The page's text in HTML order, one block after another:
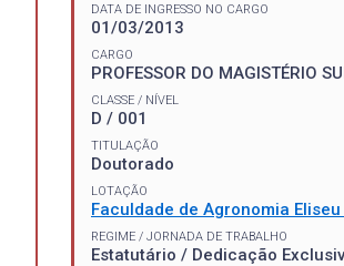
DATA DE INGRESSO NO CARGO
01/03/2013
CARGO
PROFESSOR DO MAGISTÉRIO
CLASSE / NÍVEL
D / 001
TITULAÇÃO
Doutorado
LOTAÇÃO
Faculdade de Agronomia
REGIME / JORNADA DE TRABALHO
Estatutário / Dedicação